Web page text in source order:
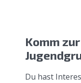
Komm
Du hast